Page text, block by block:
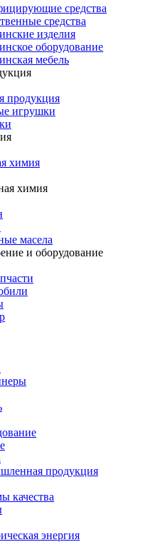
средства
средства
изделия
оборудование
мебель
продукция
игрушки
химия
химия
масела
и оборудование
продукция
качества
энергия